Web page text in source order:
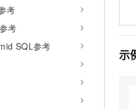
考
考
SQL参考
示